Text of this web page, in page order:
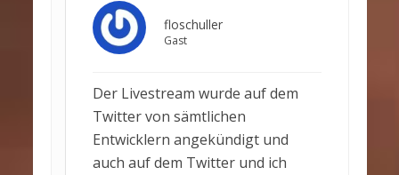
floschuller
Gast
Der Livestream wurde auf dem
Twitter von sämtlichen
Entwicklern angekündigt und
auch auf dem Twitter und ich